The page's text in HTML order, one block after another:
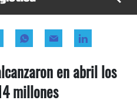
en abril los
millones